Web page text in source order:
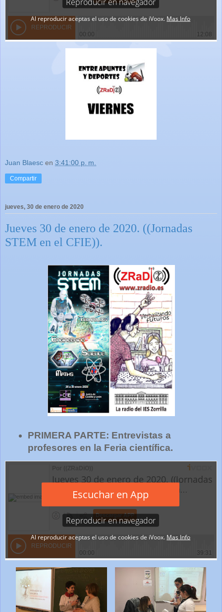
Juan Blaesc en 3:41:00 p. m.
Compartir
jueves, 30 de enero de 2020
Jueves 30 de enero de 2020. ((Jornadas
STEM en el CFIE)).
PRIMERA PARTE: Entrevistas a
profesores en la Feria científica.